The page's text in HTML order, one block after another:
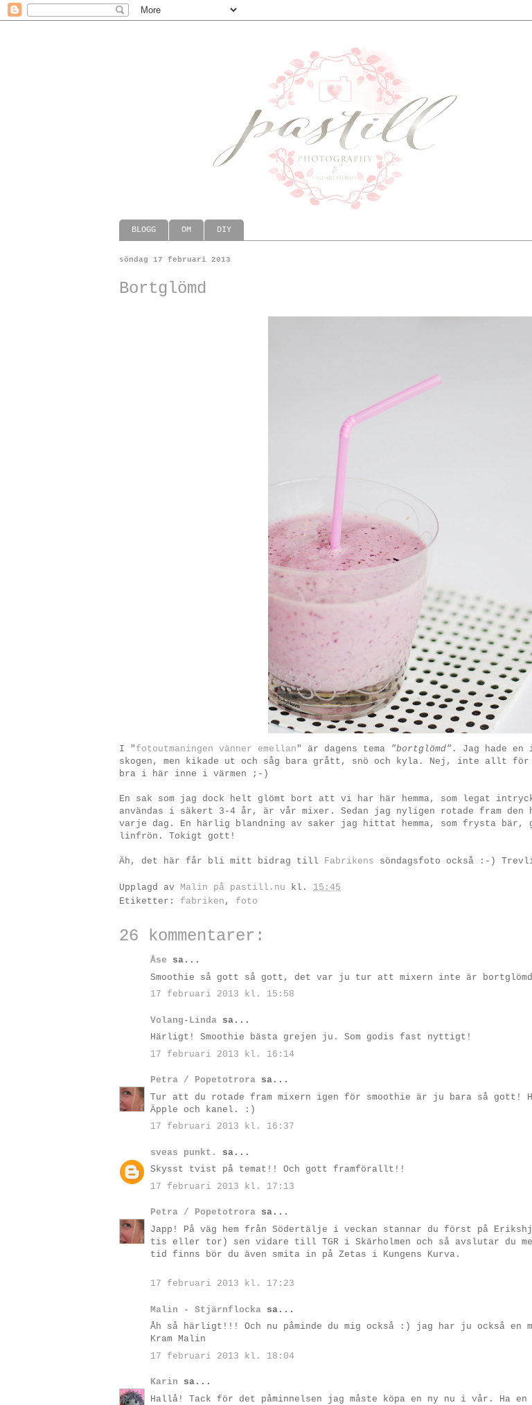
BLOGG OM DIY
söndag 17 februari 2013
Bortglömd
I " fotoutmaningen vänner emellan " är dagens tema "bortglömd" . Jag hade
skogen, men kikade ut och såg bara grått, snö och kyla. Nej, inte allt
bra i här inne i värmen ;-)
En sak som jag dock helt glömt bort att vi har här hemma, som legat
användas i säkert 3-4 år, är vår mixer. Sedan jag nyligen rotade fram den
varje dag. En härlig blandning av saker jag hittat hemma, som frysta bär,
linfrön. Tokigt gott!
Äh, det här får bli mitt bidrag till Fabrikens söndagsfoto också :-)
Upplagd av Malin på pastill.nu kl. 15:45
Etiketter: fabriken , foto
26 kommentarer:
Åse sa...
Smoothie så gott så gott, det var ju tur att mixern inte är
17 februari 2013 kl. 15:58
Volang-Linda sa...
Härligt! Smoothie bästa grejen ju. Som godis fast nyttigt!
17 februari 2013 kl. 16:14
Petra / Popetotrora sa...
Tur att du rotade fram mixern igen för smoothie är ju bara så gott!
Äpple och kanel. :)
17 februari 2013 kl. 16:37
sveas punkt.
sa...
Skysst tvist på temat!! Och gott framförallt!!
17 februari 2013 kl. 17:13
Petra / Popetotrora sa...
Japp! På väg hem från Södertälje i veckan stannar du först på
tis eller tor) sen vidare till TGR i Skärholmen och så avslutar du med
tid finns bör du även smita in på Zetas i Kungens Kurva.
17 februari 2013 kl. 17:23
Malin - Stjärnflocka sa...
Åh så härligt!!! Och nu påminde du mig också :) jag har ju också en
Kram Malin
17 februari 2013 kl. 18:04
Karin sa...
Hallå! Tack för det påminnelsen jag måste köpa en ny nu i vår. Ha